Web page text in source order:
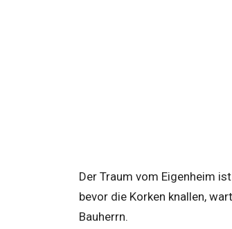
Der Traum vom Eigenheim
bevor die Korken knallen,
Bauherrn.